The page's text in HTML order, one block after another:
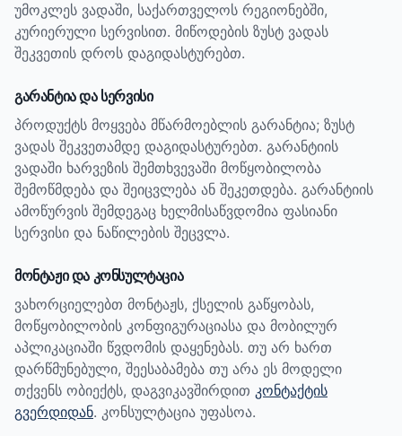
უმოკლეს ვადაში, საქართველოს რეგიონებში,
კურიერული სერვისით. მიწოდების ზუსტ ვადას
შეკვეთის დროს დაგიდასტურებთ.
გარანტია და სერვისი
პროდუქტს მოყვება მწარმოებლის გარანტია; ზუსტ
ვადას შეკვეთამდე დაგიდასტურებთ. გარანტიის
ვადაში ხარვეზის შემთხვევაში მოწყობილობა
შემოწმდება და შეიცვლება ან შეკეთდება. გარანტიის
ამოწურვის შემდეგაც ხელმისაწვდომია ფასიანი
სერვისი და ნაწილების შეცვლა.
მონტაჟი და კონსულტაცია
ვახორციელებთ მონტაჟს, ქსელის გაწყობას,
მოწყობილობის კონფიგურაციასა და მობილურ
აპლიკაციაში წვდომის დაყენებას. თუ არ ხართ
დარწმუნებული, შეესაბამება თუ არა ეს მოდელი
თქვენს ობიექტს, დაგვიკავშირდით კონტაქტის
გვერდიდან. კონსულტაცია უფასოა.